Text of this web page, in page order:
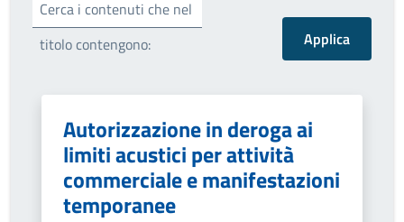
Cerca i contenuti che nel
titolo contengono:
Autorizzazione in deroga ai
limiti acustici per attività
commerciale e manifestazioni
temporanee